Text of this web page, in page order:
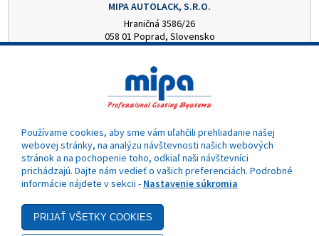
MIPA AUTOLACK, S.R.O.
Hraničná 3586/26
058 01 Poprad, Slovensko
mipa@autolack.sk
OTVÁRACIE HODINY
Pondelok - Piatok: 8:00 - 16:00 hod.
Používame cookies, aby sme vám uľahčili prehliadanie našej
webovej stránky, na analýzu návštevnosti našich webových
stránok a na pochopenie toho, odkiaľ naši návštevníci
prichádzajú. Dajte nám vedieť o vašich preferenciách. Podrobné
informácie nájdete v sekcii - Nastavenie súkromia